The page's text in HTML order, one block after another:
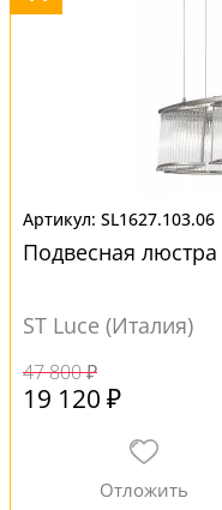
SL1627.103.06
Подвесная
ST Luce (Италия)
47 800 ₽
19 120 ₽